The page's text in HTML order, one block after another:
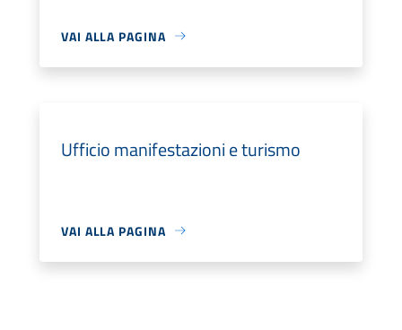
VAI ALLA PAGINA
Ufficio manifestazioni e turismo
VAI ALLA PAGINA